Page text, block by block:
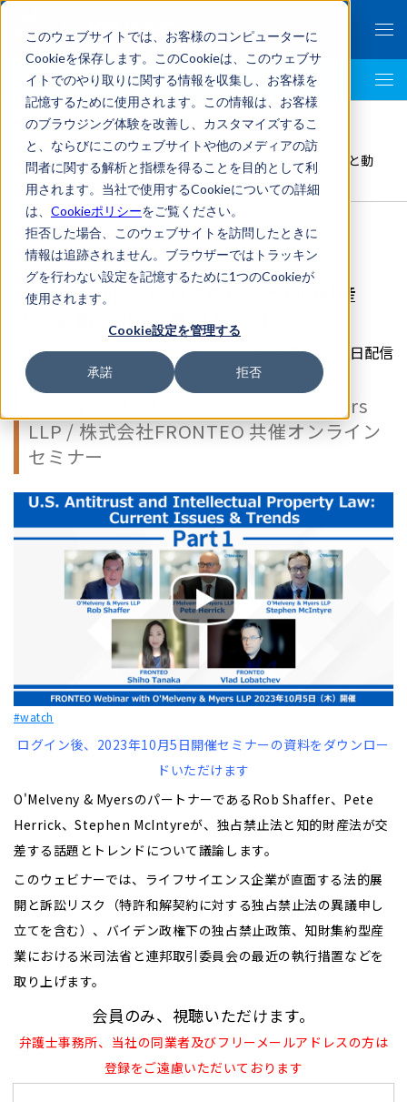
このウェブサイトでは、お客様のコンピューターに
Cookieを保存します。このCookieは、このウェブサ
イトでのやり取りに関する情報を収集し、お客様を
記憶するために使用されます。この情報は、お客様
のブラウジング体験を改善し、カスタマイズするこ
と、ならびにこのウェブサイトや他のメディアの訪
問者に関する解析と指標を得ることを目的として利
用されます。当社で使用するCookieについての詳細
は、 Cookieポリシーをご覧ください。
拒否した場合、このウェブサイトを訪問したときに
情報は追跡されません。ブラウザーではトラッキン
グを行わない設定を記憶するために1つのCookieが
使用されます。
Cookie設定を管理する
承諾 拒否
LegalTech AI Top
FRONTEO Legal Link Portal >
独占禁止法,国際法務,O’Melveny & Myers LLP>
【Webinar】米国独占禁止法と知的財産法： 最新の問題と動
向 Part 1
【Webinar】米国独占禁止法と知的財産
法： 最新の問題と動向 Part 1
2023年11月01日配信
2023年10月5日(木) O'Melveny & Myers
LLP / 株式会社FRONTEO 共催オンライン
セミナー
#watch
ログイン後、2023年10月5日開催セミナーの資料をダウンロー
ドいただけます
O'Melveny & MyersのパートナーであるRob Shaffer、Pete
Herrick、Stephen McIntyreが、独占禁止法と知的財産法が交
差する話題とトレンドについて議論します。
このウェビナーでは、ライフサイエンス企業が直面する法的展
開と訴訟リスク（特許和解契約に対する独占禁止法の異議申し
立てを含む）、バイデン政権下の独占禁止政策、知財集約型産
業における米司法省と連邦取引委員会の最近の執行措置などを
取り上げます。
会員のみ、視聴いただけます。
弁護士事務所、当社の同業者及びフリーメールアドレスの方は
登録をご遠慮いただいております